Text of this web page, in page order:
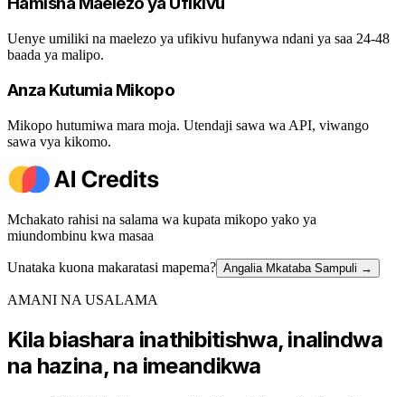
Uenye umiliki na maelezo ya ufikivu hufanywa ndani ya saa 24-48
baada ya malipo.
Anza Kutumia Mikopo
Mikopo hutumiwa mara moja. Utendaji sawa wa API, viwango
sawa vya kikomo.
Mchakato rahisi na salama wa kupata mikopo yako ya
miundombinu kwa masaa
Unataka kuona makaratasi mapema? Angalia Mkataba Sampuli →
AMANI NA USALAMA
Kila biashara inathibitishwa, inalindwa
na hazina, na imeandikwa